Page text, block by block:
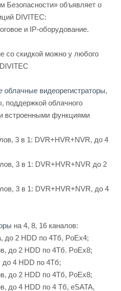
Безопасности» объявляет о
DIVITEC:
и IP-оборудование.
со скидкой можно у любого
видеорегистраторы,
поддержкой облачного
и встроенными функциями
3 в 1: DVR+HVR+NVR, до 4
3 в 1: DVR+HVR+NVR до 2
3 в 1: DVR+HVR+NVR, до 4
на 4, 8, 16 каналов:
до 2 HDD по 4Тб, PoEx4;
до 2 HDD по 4Тб. PoEx8;
до 4 HDD по 4Тб;
до 2 HDD по 4Тб, PoEx8;
до 4 HDD по 4 Тб, eSATA,